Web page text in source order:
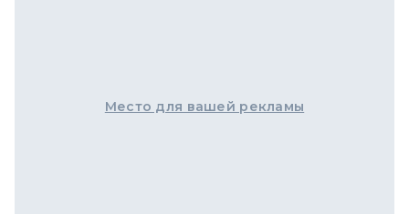
Место для вашей рекламы